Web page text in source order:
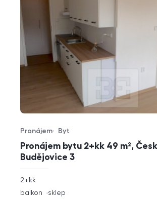
Pronájem bytu 2+kk 49 m²,
Budějovice 3
Typ nabídky
Pronájem
Typ nemovitosti
Byt
rozměry
2+kk
funkce
balkon sklep